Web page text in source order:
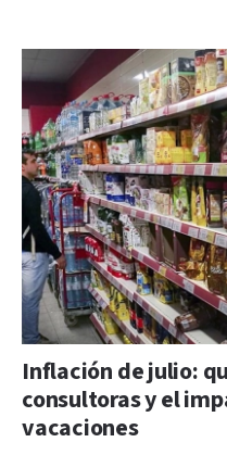
Inflación de julio:
consultoras y el
vacaciones